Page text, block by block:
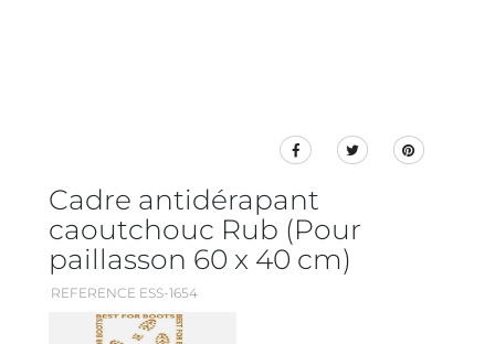
Cadre antidérapant
caoutchouc Rub (Pour
paillasson 60 x 40 cm)
REFERENCE ESS-1654